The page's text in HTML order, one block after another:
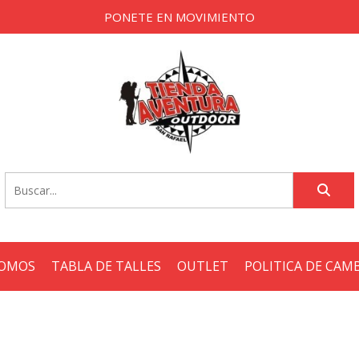
PONETE EN MOVIMIENTO
TABLA DE TALLES OUTLET POLITICA DE